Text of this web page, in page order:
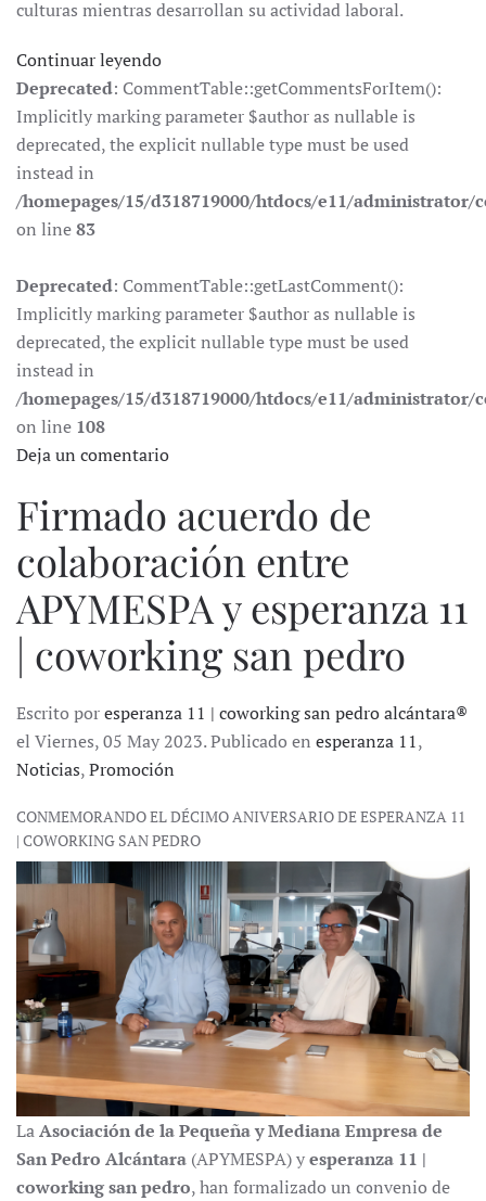
culturas mientras desarrollan su actividad laboral.
Continuar leyendo
Deprecated: CommentTable::getCommentsForItem():
Implicitly marking parameter $author as nullable is
deprecated, the explicit nullable type must be used
instead in
/homepages/15/d318719000/htdocs/e11/
on line83
Deprecated: CommentTable::getLastComment():
Implicitly marking parameter $author as nullable is
deprecated, the explicit nullable type must be used
instead in
/homepages/15/d318719000/htdocs/e11/
on line 108
Deja un comentario
Firmado acuerdo de
colaboración entre
APYMESPA y esperanza 11
| coworking san pedro
Escrito poresperanza 11 | coworking san pedro alcántara®
el Viernes, 05 May 2023. Publicado en esperanza 11,
Noticias,Promoción
CONMEMORANDO EL DÉCIMO ANIVERSARIO DE ESPERANZA 11
| COWORKING SAN PEDRO
LaAsociación de la Pequeña y Mediana Empresa de
San Pedro Alcántara (APYMESPA) yesperanza 11 |
coworking san pedro, han formalizado un convenio de